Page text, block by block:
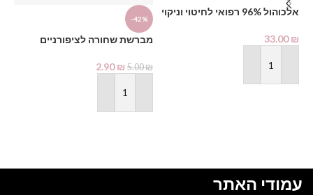
אלכוהול 96% רפואי לחיטוי וניקוי
Alcohol
33.00₪
הוספה לסל
-42%
מברשת שחורה לציפורניים
5.00₪
2.90₪
הוספה לסל
עמודי האתר